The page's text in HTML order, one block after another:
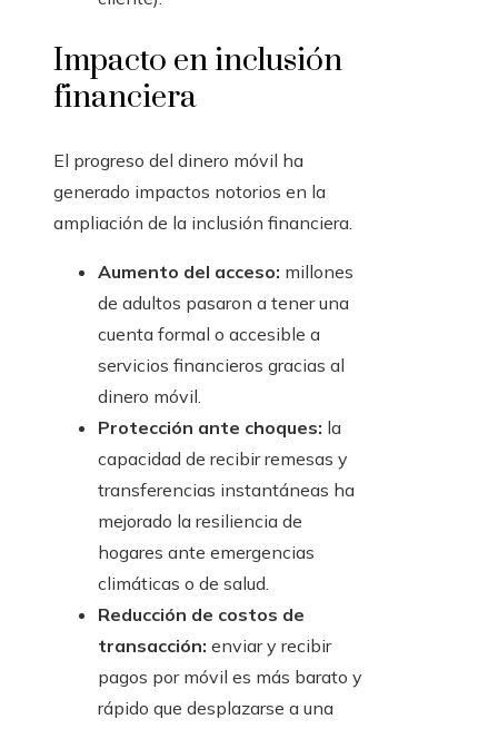
Impacto en inclusión
financiera
El progreso del dinero móvil ha
generado impactos notorios en la
ampliación de la inclusión financiera.
Aumento del acceso: millones
de adultos pasaron a tener una
cuenta formal o accesible a
servicios financieros gracias al
dinero móvil.
Protección ante choques: la
capacidad de recibir remesas y
transferencias instantáneas ha
mejorado la resiliencia de
hogares ante emergencias
climáticas o de salud.
Reducción de costos de
transacción: enviar y recibir
pagos por móvil es más barato y
rápido que desplazarse a una